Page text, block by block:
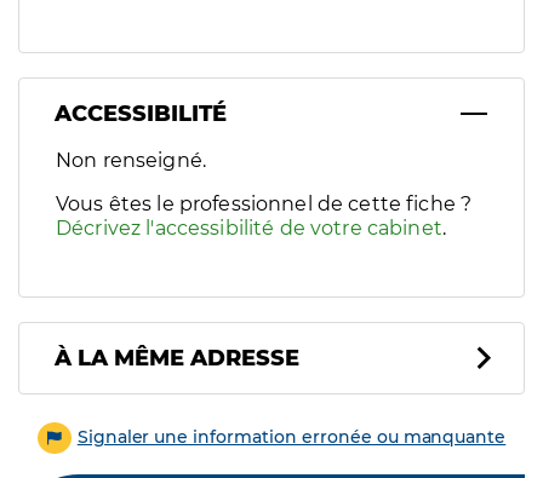
ACCESSIBILITÉ
Filtres
Sélectionnez un ou plusieurs handicaps/besoins
Non renseigné.
Vous êtes le professionnel de cette fiche ?
Décrivez l'accessibilité de votre cabinet.
À LA MÊME ADRESSE
Signaler une information erronée ou manquante